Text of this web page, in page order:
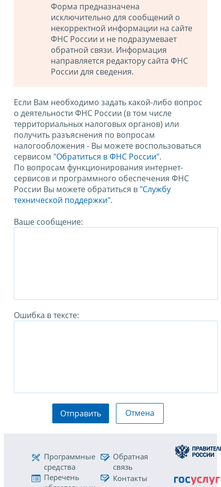
Форма предназначена
исключительно для сообщений о
некорректной информации на сайте
ФНС России и не подразумевает
обратной связи. Информация
направляется редактору сайта ФНС
России для сведения.
Если Вам необходимо задать какой-либо вопрос
о деятельности ФНС России (в том числе
территориальных налоговых органов) или
получить разъяснения по вопросам
налогообложения - Вы можете воспользоваться
сервисом "Обратиться в ФНС России".
По вопросам функционирования интернет-
сервисов и программного обеспечения ФНС
России Вы можете обратиться в "Службу
технической поддержки".
Ваше сообщение:
Ошибка в тексте:
Отправить Отмена
Программные
средства
Перечень
Обратная
связь
Контакты